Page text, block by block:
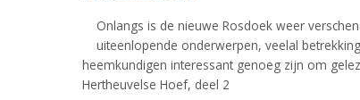
Onlangs is de nieuwe Rosdoek weer
uiteenlopende onderwerpen, veelal
heemkundigen interessant genoeg zijn om
Hertheuvelse Hoef, deel 2